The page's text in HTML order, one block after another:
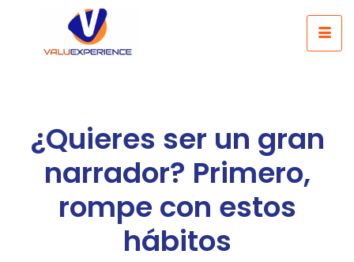
¿Quieres ser un gran
narrador? Primero,
rompe con estos
hábitos